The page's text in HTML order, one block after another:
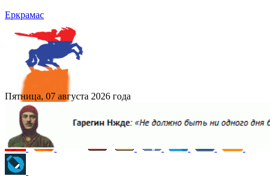
Еркрамас
Пятница, 07 августа 2026 года